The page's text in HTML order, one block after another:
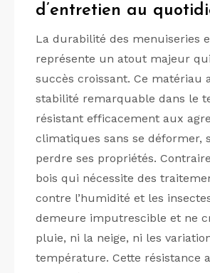
d’entretien au
La durabilité des menuiseries
représente un atout majeur
succès croissant. Ce matériau
stabilité remarquable dans le
résistant efficacement aux
climatiques sans se déformer,
perdre ses propriétés.
bois qui nécessite des
contre l’humidité et les
demeure imputrescible et ne
pluie, ni la neige, ni les
température. Cette résistance